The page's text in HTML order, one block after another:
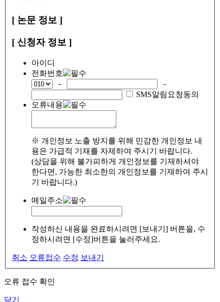
[ 논문 정보 ]
[ 신청자 정보 ]
아이디
전화번호
-
-
SMS알림요청동의
오류내용
※ 개인정보 노출 방지를 위해 민감한 개인정보 내
용은 가급적 기재를 자제하여 주시기 바랍니다.
(상담을 위해 불가피하게 개인정보를 기재하셔야
한다면, 가능한 최소한의 개인정보를 기재하여 주시
기 바랍니다.)
메일주소
작성하신 내용을 완료하시려면 [보내기] 버튼을, 수
정하시려면 [수정]버튼을 눌러주세요.
취소 오류접수 수정 보내기
오류 접수 확인
닫기